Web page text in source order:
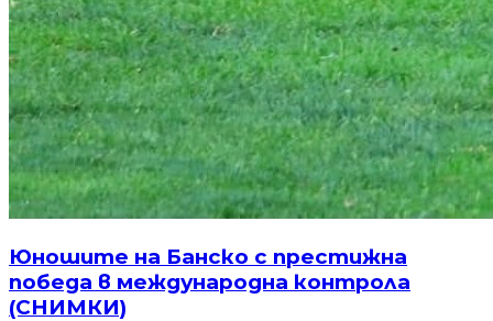
Юношите на Банско с престижна
победа в международна контрола
(СНИМКИ)